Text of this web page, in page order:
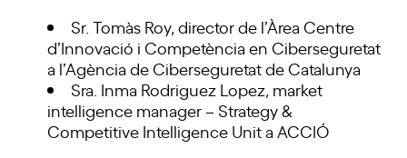
Sr. Tomàs Roy, director de l’Àrea Centre
d’Innovació i Competència en Ciberseguretat
a l’Agència de Ciberseguretat de Catalunya
Sra. Inma Rodriguez Lopez, market
intelligence manager – Strategy &
Competitive Intelligence Unit a ACCIÓ